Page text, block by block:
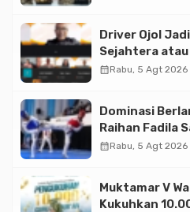
Driver Ojol Jadi
Sejahtera atau
Diskusi
calendar_monthRabu, 5 Agt 2026
Dominasi
Raihan Fadila
Asian
calendar_monthRabu, 5 Agt 2026
Muktamar V
Kukuhkan